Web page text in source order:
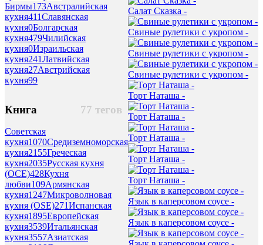
Бирмы173Австралийская
кухня411Славянская
кухня0Болгарская
кухня479Чилийская
кухня0Израильская
кухня241Латвийская
кухня27Австрийская
кухня99
77 тегов
Книга
Советская
кухня1070Средиземноморская
кухня2155Греческая
кухня2035Русская кухня
(ОСЕ)428Кухня
любви109Армянская
кухня1247Микроволновая
кухня (OSE)271Испанская
кухня1895Европейская
кухня3539Итальянская
кухня3557Азиатская
Салат Сказка -
Свиные рулетики с укропом -
Свиные рулетики с укропом -
Свиные рулетики с укропом -
Торт Наташа -
Торт Наташа -
Торт Наташа -
Торт Наташа -
Торт Наташа -
Язык в каперсовом соусе -
Язык в каперсовом соусе -